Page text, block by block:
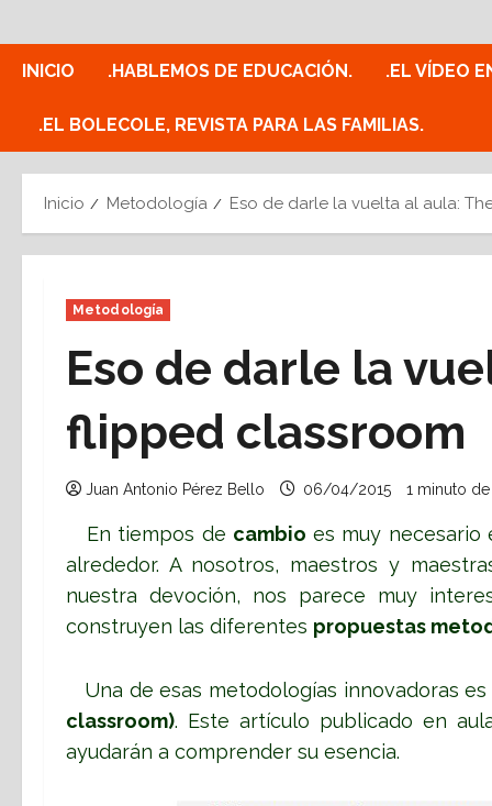
al
contenido
INICIO .HABLEMOS DE EDUCACIÓN. .EL VÍDEO
.EL BOLECOLE, REVISTA PARA LAS FAMILIAS.
Inicio Metodología Eso de darle la vuelta al aula:
Metodología
Eso de darle la
flipped classroom
Juan Antonio Pérez Bello 06/04/2015 1 minuto
En tiempos de cambio es muy necesario
alrededor. A nosotros, maestros y
nuestra devoción, nos parece muy
construyen las diferentes propuestas
Una de esas metodologías innovadoras
classroom). Este artículo publicado en
ayudarán a comprender su esencia.